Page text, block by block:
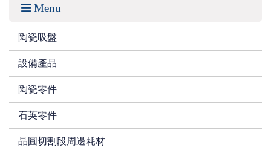
Menu
陶瓷吸盤
設備產品
陶瓷零件
石英零件
晶圓切割段周邊耗材